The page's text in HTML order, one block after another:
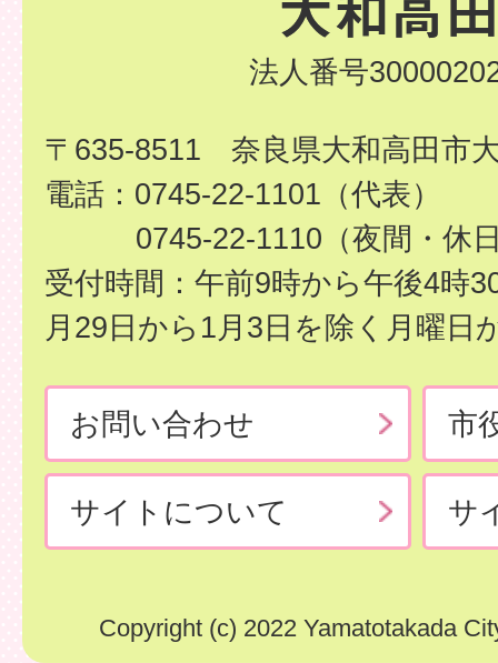
法人番号
〒635-8511 奈良県大和高田市
電話：0745-22-1101（代表）
0745-22-1110（夜間・休
受付時間：午前9時から午後4時
月29日から1月3日を除く月曜日
お問い合わせ 市
サイトについて サ
Copyright (c) 2022 Yamatotakada